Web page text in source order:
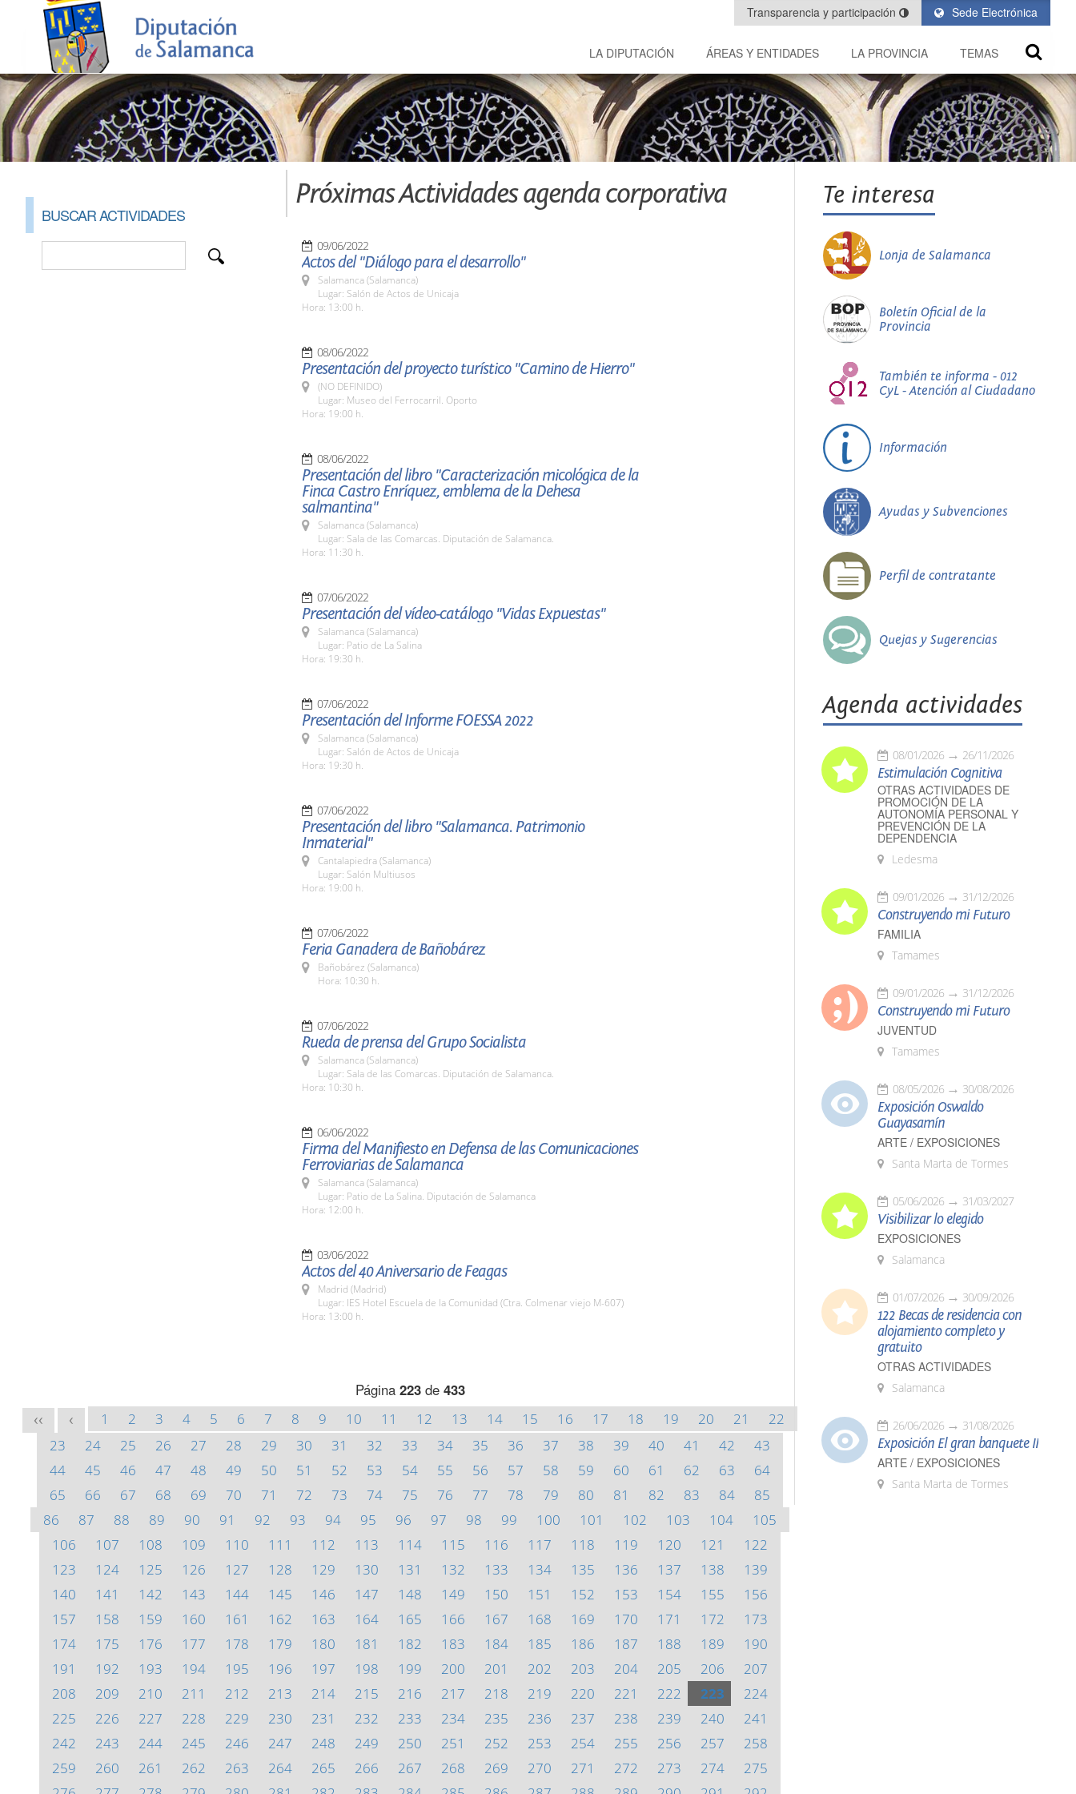
Sede Electrónica
Transparencia y participación
LA DIPUTACIÓN ÁREAS Y ENTIDADES LA PROVINCIA TEMAS
BUSCAR ACTIVIDADES
Próximas Actividades agenda corporativa
09/06/2022
Actos del "Diálogo para el desarrollo"
Salamanca (Salamanca)
Lugar: Salón de Actos de Unicaja
Hora: 13:00 h.
08/06/2022
Presentación del proyecto turístico "Camino de Hierro"
(NO DEFINIDO)
Lugar: Museo del Ferrocarril. Oporto
Hora: 19:00 h.
08/06/2022
Presentación del libro "Caracterización micológica de la
Finca Castro Enríquez, emblema de la Dehesa
salmantina"
Salamanca (Salamanca)
Lugar: Sala de las Comarcas. Diputación de Salamanca.
Hora: 11:30 h.
07/06/2022
Presentación del vídeo-catálogo "Vidas Expuestas"
Salamanca (Salamanca)
Lugar: Patio de La Salina
Hora: 19:30 h.
07/06/2022
Presentación del Informe FOESSA 2022
Salamanca (Salamanca)
Lugar: Salón de Actos de Unicaja
Hora: 19:30 h.
07/06/2022
Presentación del libro "Salamanca. Patrimonio
Inmaterial"
Cantalapiedra (Salamanca)
Lugar: Salón Multiusos
Hora: 19:00 h.
07/06/2022
Feria Ganadera de Bañobárez
Bañobárez (Salamanca)
Hora: 10:30 h.
07/06/2022
Rueda de prensa del Grupo Socialista
Salamanca (Salamanca)
Lugar: Sala de las Comarcas. Diputación de Salamanca.
Hora: 10:30 h.
06/06/2022
Firma del Manifiesto en Defensa de las Comunicaciones
Ferroviarias de Salamanca
Salamanca (Salamanca)
Lugar: Patio de La Salina. Diputación de Salamanca
Hora: 12:00 h.
03/06/2022
Actos del 40 Aniversario de Feagas
Madrid (Madrid)
Lugar: IES Hotel Escuela de la Comunidad (Ctra. Colmenar viejo M-607)
Hora: 13:00 h.
Página 223de 433
<< < 1 2 3 4 5 6 7 8 9 10 11 12 13 14 15 16 17 18 19 20 21
22
23
24 25 26 27 28 29 30 31 32 33 34 35 36 37 38 39 40 41 42
43
44
45 46 47 48 49 50 51 52 53 54 55 56 57 58 59 60 61 62 63
64
65
66 67 68 69 70 71 72 73 74 75 76 77 78 79 80 81 82 83 84
85
86
87 88 89 90 91 92 93 94 95 96 97 98 99 100 101 102 103 104
105
106
107 108 109 110 111 112 113 114 115 116 117 118 119 120 121
122
123
124 125 126 127 128 129 130 131 132 133 134 135 136 137 138
139
140
141 142 143 144 145 146 147 148 149 150 151 152 153 154 155
156
157
158 159 160 161 162 163 164 165 166 167 168 169 170 171 172
173
174
175 176 177 178 179 180 181 182 183 184 185 186 187 188 189
190
191
192 193 194 195 196 197 198 199 200 201 202 203 204 205 206
207
208
209 210 211 212 213 214 215 216 217 218 219 220 221 222 223
224
225
226 227 228 229 230 231 232 233 234 235 236 237 238 239 240
241
242
243 244 245 246 247 248 249 250 251 252 253 254 255 256 257
258
259
260 261 262 263 264 265 266 267 268 269 270 271 272 273 274
275
Te interesa
Lonja de Salamanca
Boletín Oficial de la
Provincia
También te informa - 012
CyL - Atención al Ciudadano
Información
Ayudas y Subvenciones
Perfil de contratante
Quejas y Sugerencias
Agenda actividades
08/01/2026 26/11/2026
Estimulación Cognitiva
OTRAS ACTIVIDADES DE
PROMOCIÓN DE LA
AUTONOMÍA PERSONAL Y
PREVENCIÓN DE LA
DEPENDENCIA
Ledesma
09/01/2026 31/12/2026
Construyendo mi Futuro
FAMILIA
Tamames
09/01/2026 31/12/2026
Construyendo mi Futuro
JUVENTUD
Tamames
08/05/2026 30/08/2026
Exposición Oswaldo
Guayasamín
ARTE / EXPOSICIONES
Santa Marta de Tormes
05/06/2026 31/03/2027
Visibilizar lo elegido
EXPOSICIONES
Salamanca
01/07/2026 30/09/2026
122 Becas de residencia con
alojamiento completo y
gratuito
OTRAS ACTIVIDADES
Salamanca
26/06/2026 31/08/2026
Exposición El gran banquete II
ARTE / EXPOSICIONES
Santa Marta de Tormes